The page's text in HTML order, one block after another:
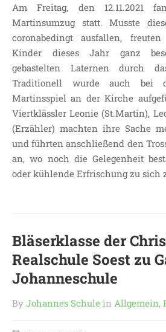
Am Freitag, den 12.11.2021
Martinsumzug statt. Musste
coronabedingt ausfallen,
Kinder dieses Jahr ganz
gebastelten Laternen durch
Traditionell wurde auch bei
Martinsspiel an der Kirche
Viertklässler Leonie (St.Martin),
(Erzähler) machten ihre Sache
und führten anschließend den
an, wo noch die Gelegenheit
oder kühlende Erfrischung zu sich
Bläserklasse der
Realschule Soest zu
Johanneschule
By Johannes Schule in Allgemein,